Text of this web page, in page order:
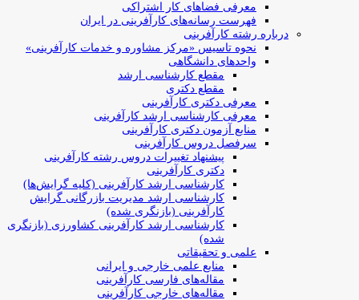
معرفی فضاهای کار اشتراکی
فهرست رسانه‌های کارآفرینی در ایران
درباره رشته کارآفرینی
نحوه تاسیس «مرکز مشاوره و خدمات کارآفرینی»
واحدهای دانشگاهی
مقطع کارشناسی ارشد
مقطع دکتری
معرفی دکتری کارآفرینی
معرفی کارشناسی ارشد کارآفرینی
منابع آزمون دکتری کارآفرینی
سرفصل دروس کارآفرینی
پیشنهاد تغییرات دروس رشته کارآفرینی
دکتری کارآفرینی
کارشناسی ارشد کارآفرینی (کلیه گرایش‌ها)
کارشناسی ارشد مدیریت بازرگانی گرایش
کارآفرینی (بازنگری شده)
کارشناسی ارشد کارآفرینی کشاورزی (بازنگری
شده)
علمی و تحقیقاتی
منابع علمی خارجی و ایرانی
مقاله‌های فارسی کارآفرینی
مقاله‌های خارجی کارآفرینی